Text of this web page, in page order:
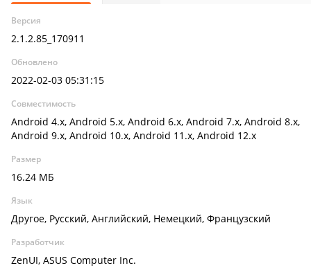
Версия
2.1.2.85_170911
Обновлено
2022-02-03 05:31:15
Совместимость
Android 4.x, Android 5.x, Android 6.x, Android 7.x, Android 8.x,
Android 9.x, Android 10.x, Android 11.x, Android 12.x
Размер
16.24 МБ
Язык
Другое, Русский, Английский, Немецкий, Французский
Разработчик
ZenUI, ASUS Computer Inc.